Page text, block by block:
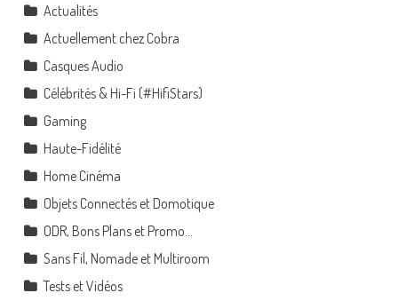
Actualités
Actuellement chez Cobra
Casques Audio
Célébrités & Hi-Fi (#HifiStars)
Gaming
Haute-Fidélité
Home Cinéma
Objets Connectés et Domotique
ODR, Bons Plans et Promo…
Sans Fil, Nomade et Multiroom
Tests et Vidéos